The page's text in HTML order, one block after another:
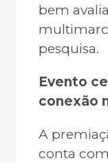
bem
pesquisa.
Evento
conexão
A
conta